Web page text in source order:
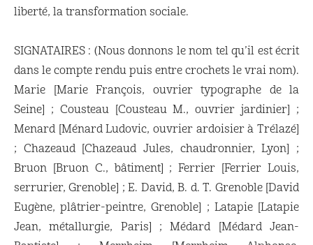
liberté, la transformation sociale.
SIGNATAIRES : (Nous donnons le nom tel qu’il est écrit
dans le compte rendu puis entre crochets le vrai nom).
Marie [Marie François, ouvrier typographe de la
Seine] ; Cousteau [Cousteau M., ouvrier jardinier] ;
Menard [Ménard Ludovic, ouvrier ardoisier à Trélazé]
; Chazeaud [Chazeaud Jules, chaudronnier, Lyon] ;
Bruon [Bruon C., bâtiment] ; Ferrier [Ferrier Louis,
serrurier, Grenoble] ; E. David, B. d. T. Grenoble [David
Eugène, plâtrier-peintre, Grenoble] ; Latapie [Latapie
Jean, métallurgie, Paris] ; Médard [Médard Jean-